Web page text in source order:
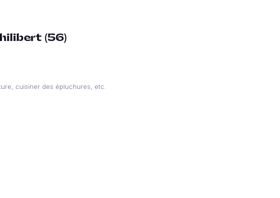
(56)
cuisiner des épluchures, etc.